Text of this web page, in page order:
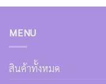
MENU
สินค้าทั้งหมด